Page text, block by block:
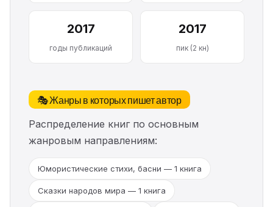
2017
годы публикаций
2017
пик (2 кн)
🎭 Жанры в которых пишет автор
Распределение книг по основным
жанровым направлениям:
Юмористические стихи, басни — 1 книга
Сказки народов мира — 1 книга